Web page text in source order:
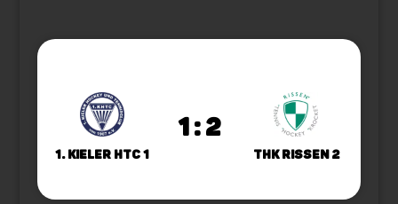
1. Kieler HTC 1
1 : 2
THK Rissen 2